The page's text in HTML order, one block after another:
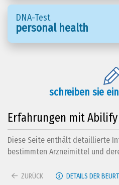
DNA-Test
personal health
schreiben sie
Erfahrungen mit Abilify
Diese Seite enthält detaillierte
bestimmten Arzneimittel und
ZURÜCK DETAILS DER